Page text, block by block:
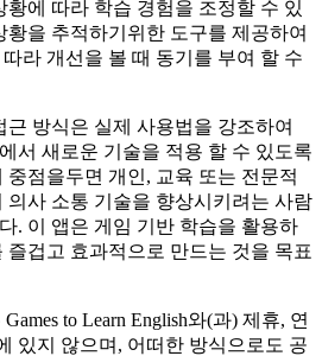
에 따라 학습 경험을 조정할 수 있
황을 추적하기위한 도구를 제공하여
라 개선을 볼 때 동기를 부여 할 수
방식은 실제 사용법을 강조하여
서 새로운 기술을 적용 할 수 있도록
중점을두면 개인, 교육 또는 전문적
의사 소통 기술을 향상시키려는 사람
. 이 앱은 게임 기반 학습을 활용하
즐겁고 효과적으로 만드는 것을 목표
to Learn English와(과) 제휴, 연
있지 않으며, 어떠한 방식으로도 공